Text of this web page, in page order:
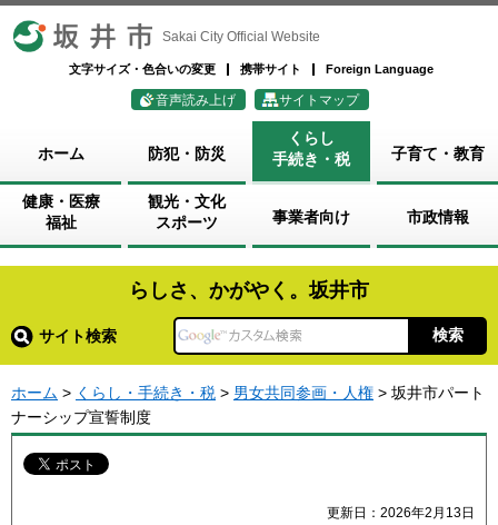
坂井市 Sakai City Official Website
文字サイズ・色合いの変更 携帯サイト Foreign Language
音声読み上げ サイトマップ
ホーム 防犯・防災
くらし
手続き・税
子育て・教育
健康・医療
福祉
観光・文化
スポーツ
事業者向け 市政情報
らしさ、かがやく。坂井市
サイト検索
ホーム > くらし・手続き・税 > 男女共同参画・人権 > 坂井市パート
ナーシップ宣誓制度
更新日：2026年2月13日